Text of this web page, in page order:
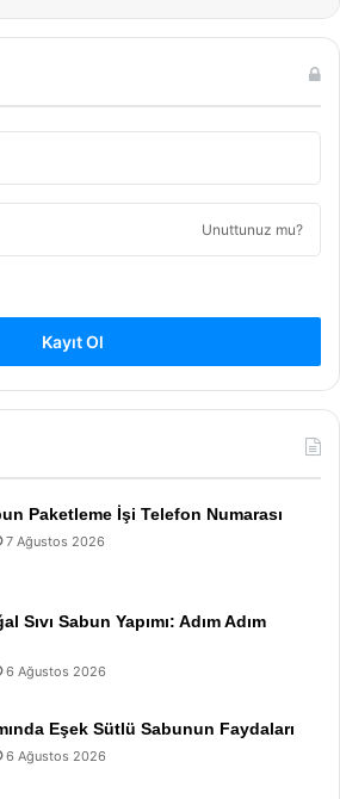
Unuttunuz mu?
Kayıt Ol
Paketleme İşi Telefon Numarası
7 Ağustos 2026
Sıvı Sabun Yapımı: Adım Adım
6 Ağustos 2026
Eşek Sütlü Sabunun Faydaları
6 Ağustos 2026